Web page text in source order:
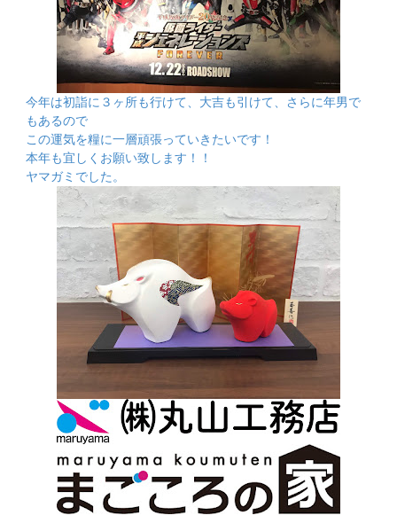
今年は初詣に３ヶ所も行けて、大吉も引けて、さらに年男で
もあるので
この運気を糧に一層頑張っていきたいです！
本年も宜しくお願い致します！！
ヤマガミでした。